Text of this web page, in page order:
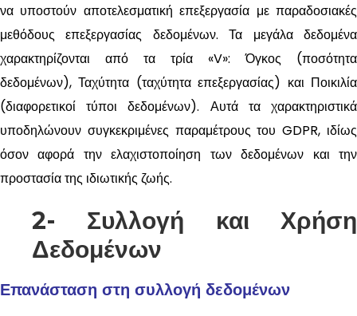
να υποστούν αποτελεσματική επεξεργασία με παραδοσιακές
μεθόδους επεξεργασίας δεδομένων. Τα μεγάλα δεδομένα
χαρακτηρίζονται από τα τρία «V»: Όγκος (ποσότητα
δεδομένων), Ταχύτητα (ταχύτητα επεξεργασίας) και Ποικιλία
(διαφορετικοί τύποι δεδομένων). Αυτά τα χαρακτηριστικά
υποδηλώνουν συγκεκριμένες παραμέτρους του GDPR, ιδίως
όσον αφορά την ελαχιστοποίηση των δεδομένων και την
προστασία της ιδιωτικής ζωής.
2- Συλλογή και Χρήση
Δεδομένων
Επανάσταση στη συλλογή δεδομένων